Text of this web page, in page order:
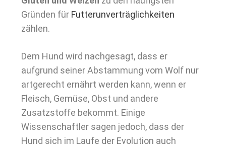
Gründen für Futterunverträglichkeiten
zählen.
Dem Hund wird nachgesagt, dass er
aufgrund seiner Abstammung vom Wolf nur
artgerecht ernährt werden kann, wenn er
Fleisch, Gemüse, Obst und andere
Zusatzstoffe bekommt. Einige
Wissenschaftler sagen jedoch, dass der
Hund sich im Laufe der Evolution auch